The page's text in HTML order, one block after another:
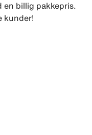
billig pakkepris.
kunder!